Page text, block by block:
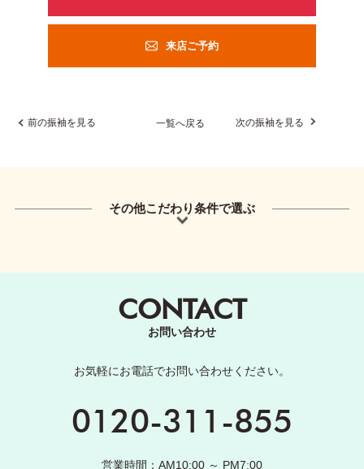
来店ご予約
前の振袖を見る 一覧へ戻る 次の振袖を見る
その他こだわり条件で選ぶ
CONTACT
お問い合わせ
お気軽にお電話でお問い合わせください。
0120-311-855
営業時間：AM10:00 ～ PM7:00